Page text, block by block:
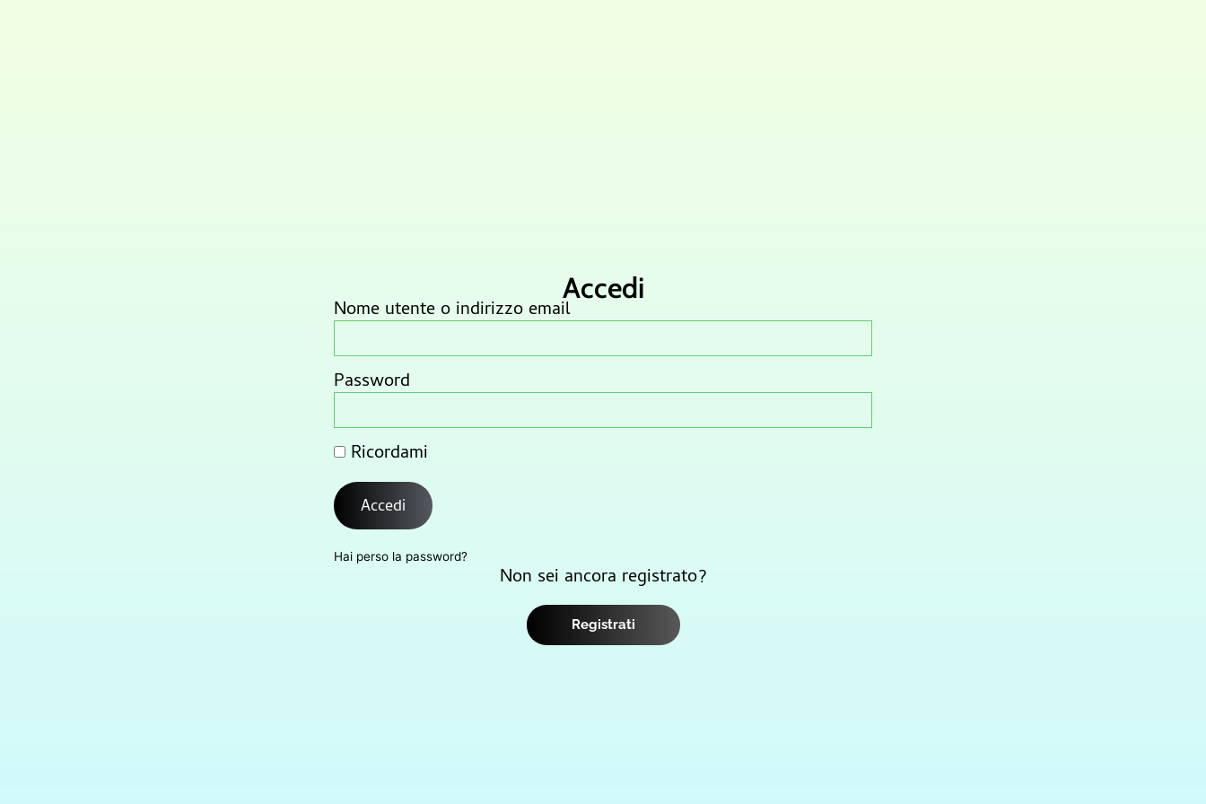
Accedi
Nome utente o indirizzo email
Password
Ricordami
Accedi
Hai perso la password?
Non sei ancora registrato?
Registrati